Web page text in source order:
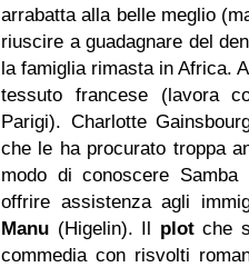
arrabatta alla belle meglio
riuscire a guadagnare del
la famiglia rimasta in Africa.
tessuto francese (lavora
Parigi). Charlotte
che le ha procurato troppa
modo di conoscere
offrire assistenza agli
Manu (Higelin). Il plotche
commedia con risvolti